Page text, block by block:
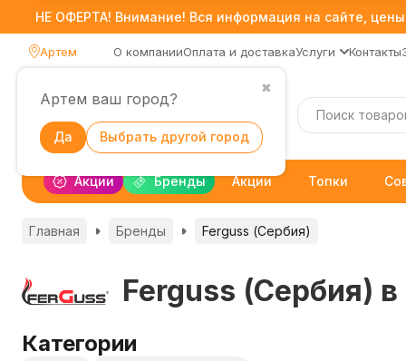
НЕ ОФЕРТА! Внимание! Вся информация на сайте,
Артем
✖
Артем ваш город?
Да Выбрать другой город
О компанииОплата и доставкаУслуги Контакты
Акции Бренды Акции Топки
Главная Бренды Ferguss (Сербия)
Ferguss (Сербия)
Категории